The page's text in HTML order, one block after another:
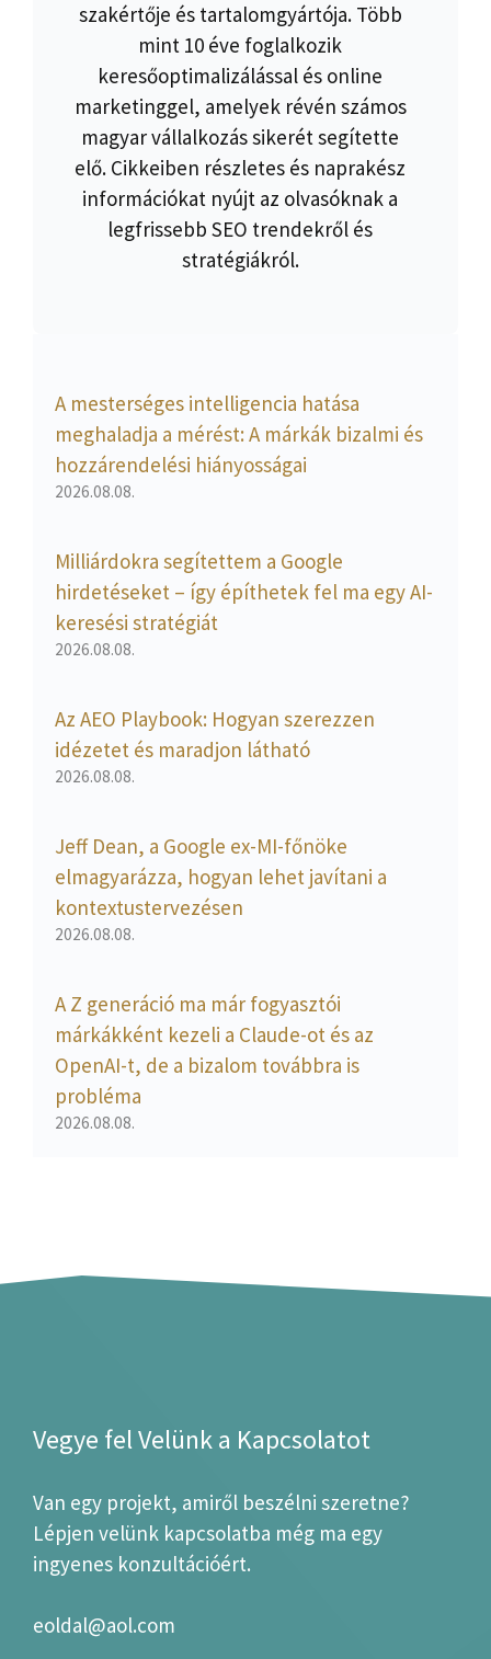
szakértője és tartalomgyártója. Több
mint 10 éve foglalkozik
keresőoptimalizálással és online
marketinggel, amelyek révén számos
magyar vállalkozás sikerét segítette
elő. Cikkeiben részletes és naprakész
információkat nyújt az olvasóknak a
legfrissebb SEO trendekről és
stratégiákról.
A mesterséges intelligencia hatása
meghaladja a mérést: A márkák bizalmi és
hozzárendelési hiányosságai
2026.08.08.
Milliárdokra segítettem a Google
hirdetéseket – így építhetek fel ma egy AI-
keresési stratégiát
2026.08.08.
Az AEO Playbook: Hogyan szerezzen
idézetet és maradjon látható
2026.08.08.
Jeff Dean, a Google ex-MI-főnöke
elmagyarázza, hogyan lehet javítani a
kontextustervezésen
2026.08.08.
A Z generáció ma már fogyasztói
márkákként kezeli a Claude-ot és az
OpenAI-t, de a bizalom továbbra is
probléma
2026.08.08.
Vegye fel Velünk a Kapcsolatot
Van egy projekt, amiről beszélni szeretne?
Lépjen velünk kapcsolatba még ma egy
ingyenes konzultációért.
eoldal@aol.com